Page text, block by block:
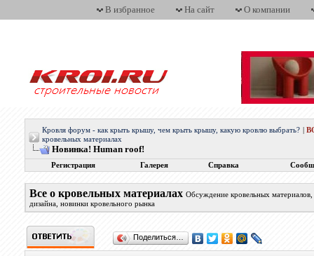
В избранное На сайт О компании
Кровля форум - как крыть крышу, чем крыть крышу, какую кровлю выбрать?
кровельных материалах
Новинка! Нuman roof!
Регистрация Галерея Справка
Все о кровельных материалах Обсуждение кровельных
дизайна, новинки кровельного рынка
Поделиться…